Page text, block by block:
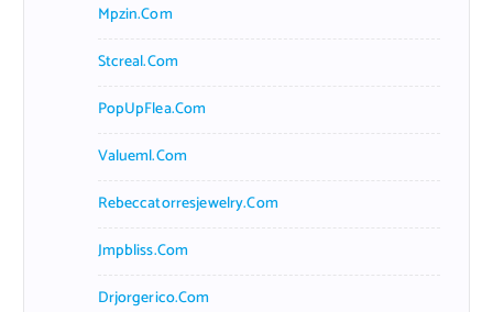
Mpzin.com
Stcreal.com
PopUpFlea.com
Valueml.com
Rebeccatorresjewelry.com
Jmpbliss.com
Drjorgerico.com